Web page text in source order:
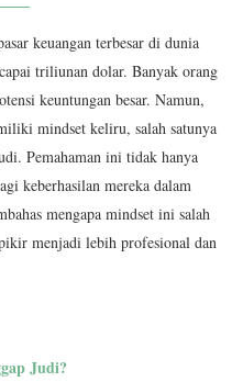
keuangan terbesar di dunia
triliunan dolar. Banyak orang
keuntungan besar. Namun,
mindset keliru, salah satunya
Pemahaman ini tidak hanya
keberhasilan mereka dalam
mengapa mindset ini salah
menjadi lebih profesional dan
Judi?